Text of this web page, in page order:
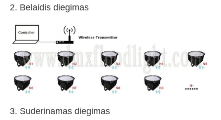
2. Belaidis diegimas
3. Suderinamas diegimas